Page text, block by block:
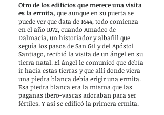
Otro de los edificios que merece una visita
es la ermita, que aunque en su puerta se
puede ver que data de 1644, todo comienza
en el año 1072, cuando Amadeo de
Dalmacia, un historiador y albañil que
seguía los pasos de San Gil y del Apóstol
Santiago, recibió la visita de un ángel en su
tierra natal. El ángel le comunicó que debía
ir hacia estas tierras y que allí donde viera
una piedra blanca debía erigir una ermita.
Esa piedra blanca era la misma que las
paganas ibero-vascas adoraban para ser
fértiles. Y así se edificó la primera ermita.